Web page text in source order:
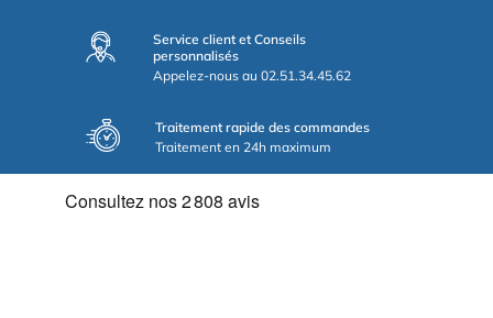
Service client et Conseils
personnalisés
Appelez-nous au 02.51.34.45.62
Traitement rapide des commandes
Traitement en 24h maximum